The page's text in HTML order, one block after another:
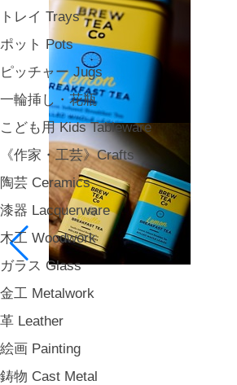
トレイ Trays
ポット Pots
ピッチャー Jugs
一輪挿し・花瓶
こども用 Kids Tableware
《作家・工芸》Crafts
陶芸 Ceramics
漆器 Lacquerware
木工 Woodwork
ガラス Glass
金工 Metalwork
革 Leather
絵画 Painting
鋳物 Cast Metal